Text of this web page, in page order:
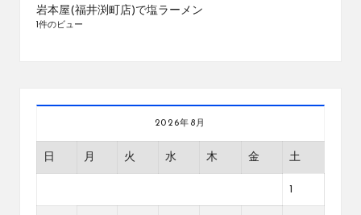
岩本屋(福井渕町店)で塩ラーメン
1件のビュー
2026年8月
日 月 火 水 木 金 土